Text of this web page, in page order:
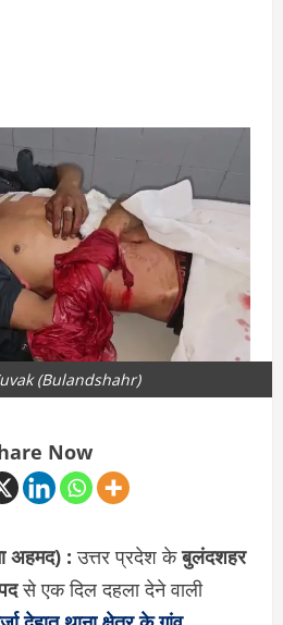
(Bulandshahr)
Now
अहमद) :उत्तर प्रदेश केबुलंदशहर
से एक दिल दहला देने वाली